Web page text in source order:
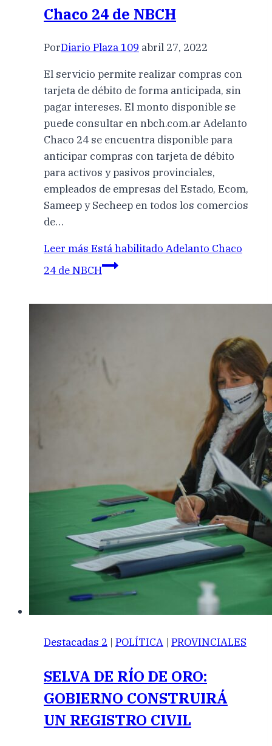
Chaco 24 de NBCH
PorDiario Plaza 109 abril 27, 2022
El servicio permite realizar compras con
tarjeta de débito de forma anticipada, sin
pagar intereses. El monto disponible se
puede consultar en nbch.com.ar Adelanto
Chaco 24 se encuentra disponible para
anticipar compras con tarjeta de débito
para activos y pasivos provinciales,
empleados de empresas del Estado, Ecom,
Sameep y Secheep en todos los comercios
de…
Leer más Está habilitado Adelanto Chaco
24 de NBCH
Destacadas 2 | POLÍTICA | PROVINCIALES
SELVA DE RÍO DE ORO:
GOBIERNO CONSTRUIRÁ
UN REGISTRO CIVIL